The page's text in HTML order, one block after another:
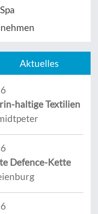
Aktuelles
haltige Textilien
Defence-Kette